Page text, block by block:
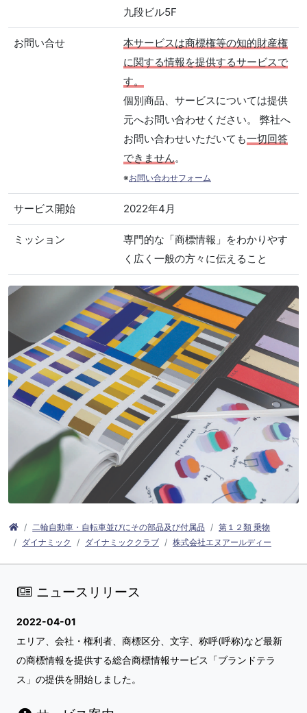
九段ビル5F
お問い合せ
本サービスは商標権等の知的財産権
に関する情報を提供するサービスで
す。
個別商品、サービスについては提供
元へお問い合わせください。 弊社へ
お問い合わせいただいても一切回答
できません。
※お問い合わせフォーム
サービス開始 2022年4月
ミッション
専門的な「商標情報」をわかりやす
く広く一般の方々に伝えること
二輪自動車・自転車並びにその部品及び付属品
第１２類 乗物
ダイナミック
ダイナミッククラブ 株式会社エヌアールディー
ニュースリリース
2022-04-01
エリア、会社・権利者、商標区分、文字、称呼(呼称)など最新
の商標情報を提供する総合商標情報サービス「ブランドテラ
ス」の提供を開始しました。